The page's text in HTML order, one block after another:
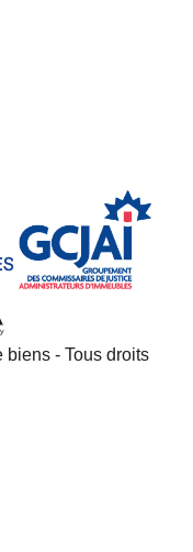
biens - Tous droits